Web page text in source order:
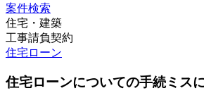
案件検索
住宅・建築
工事請負契約
住宅ローン
住宅ローンについての手続ミス